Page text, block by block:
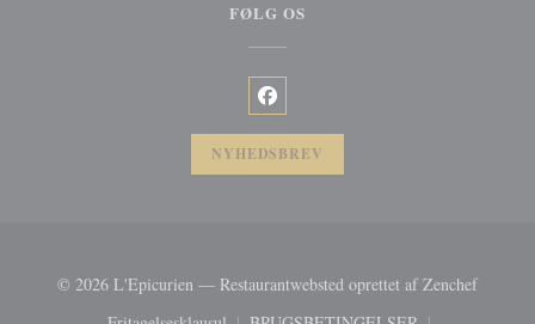
FØLG OS
Facebook ((åbner i et nyt vindue))
NYHEDSBREV
© 2026 L'Epicurien — Restaurantwebsted oprettet af Zenchef((åbner